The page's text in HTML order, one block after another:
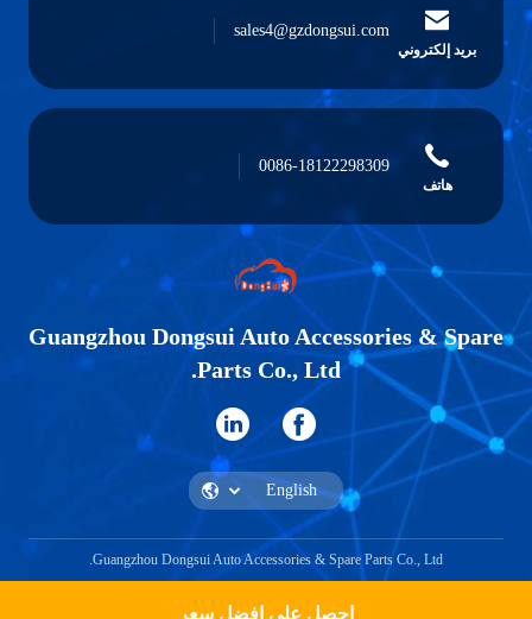
احصل على افضل سعر
بريد إلكتروني
sales4@gzdongsui.com
هاتف
0086-18122298309
Guangzhou Dongsui Auto Accessories & Spare
Parts Co., Ltd.
Guangzhou Dongsui Auto Accessories & Spare Parts Co., Ltd.